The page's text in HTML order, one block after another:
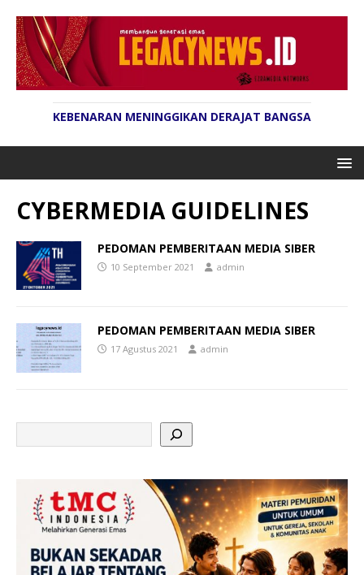
KEBENARAN MENINGGIKAN DERAJAT BANGSA
CYBERMEDIA GUIDELINES
PEDOMAN PEMBERITAAN MEDIA SIBER
10 September 2021 admin
PEDOMAN PEMBERITAAN MEDIA SIBER
17 Agustus 2021 admin